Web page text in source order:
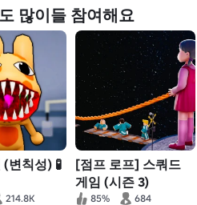
많이들 참여해요
변칙성) 🧪
214.8K
[점프 로프] 스쿼드
게임 (시즌 3)
85% 684